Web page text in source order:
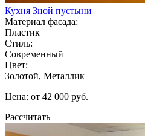
Кухня Зной пустыни
Материал фасада:
Пластик
Стиль:
Современный
Цвет:
Золотой, Металлик
Цена: от 42 000 руб.
Рассчитать